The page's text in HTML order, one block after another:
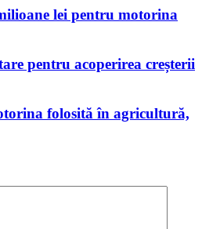
lei pentru motorina
pentru acoperirea creșterii
folosită în agricultură,